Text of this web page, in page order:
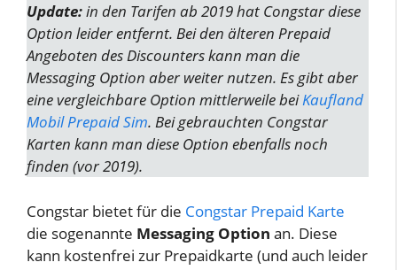
Update:in den Tarifen ab 2019 hat Congstar diese
Option leider entfernt. Bei den älteren Prepaid
Angeboten des Discounters kann man die
Messaging Option aber weiter nutzen. Es gibt aber
eine vergleichbare Option mittlerweile beiKaufland
Mobil Prepaid Sim. Bei gebrauchten Congstar
Karten kann man diese Option ebenfalls noch
finden (vor 2019).
Congstar bietet für die Congstar Prepaid Karte
die sogenannte Messaging Option an. Diese
kann kostenfrei zur Prepaidkarte (und auch leider